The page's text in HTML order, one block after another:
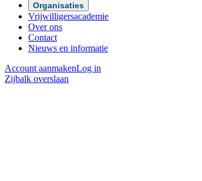
Organisaties
Vrijwilligersacademie
Over ons
Contact
Nieuws en informatie
Account aanmakenLog in
Zijbalk overslaan